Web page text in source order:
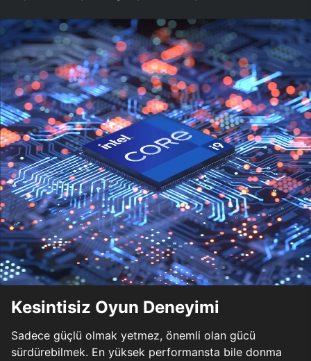
Kesintisiz Oyun Deneyimi
Sadece güçlü olmak yetmez, önemli olan gücü
sürdürebilmek. En yüksek performansta bile donma